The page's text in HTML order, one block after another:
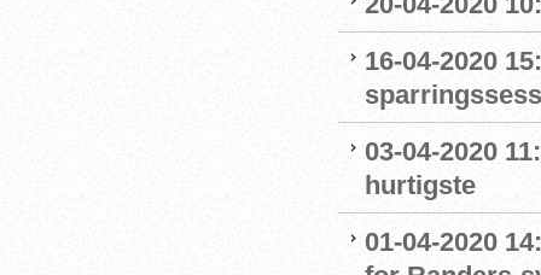
16-04-2020
03-04-2020
hurtigste
01-04-2020